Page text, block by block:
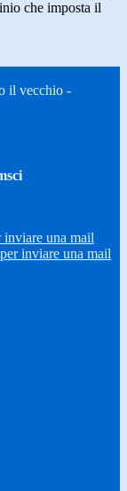
che imposta il
il vecchio -
una mail
inviare una mail